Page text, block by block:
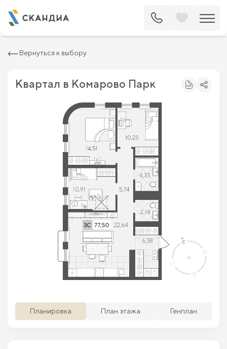
Вернуться к выбору
Квартал в Комарово Парк
Планировка План этажа Генплан
Квартира c тремя спальнями 77.5 м
9 174 000 ₽10 425 000 ₽